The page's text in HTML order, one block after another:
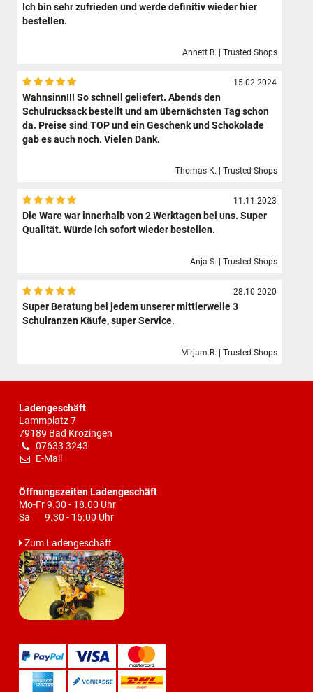
Ich bin sehr zufrieden und werde definitiv wieder hier
bestellen.
Annett B. | Trusted Shops
15.02.2024
Wahnsinn!!! So schnell geliefert. Abends den
Schulrucksack bestellt und am übernächsten Tag schon
da. Preise sind TOP und ein Geschenk und Schokolade
gab es auch noch. Vielen Dank.
Thomas K. | Trusted Shops
11.11.2023
Die Ware war innerhalb von 2 Werktagen bei uns. Super
Qualität. Würde ich sofort wieder bestellen.
Anja S. | Trusted Shops
28.10.2020
Super Beratung bei jedem unserer mittlerweile 3
Schulranzen Käufe, super Service.
Mirjam R. | Trusted Shops
Ladengeschäft
Lammplatz 7
79189 Bad Krozingen
07633 3243
E-Mail
Öffnungszeiten Ladengeschäft
Mo-Fr 9.30 - 18.00 Uhr
Sa 9.30 - 16.00 Uhr
Zum Ladengeschäft